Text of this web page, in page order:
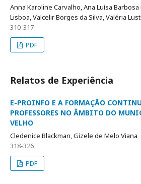
Anna Karoline Carvalho, Ana Luísa Barbosa
Lisboa, Valcelir Borges da Silva, Valéria
310-317
PDF
Relatos de Experiência
E-PROINFO E A FORMAÇÃO
PROFESSORES NO ÂMBITO DO
VELHO
Cledenice Blackman, Gizele de Melo Viana
318-326
PDF